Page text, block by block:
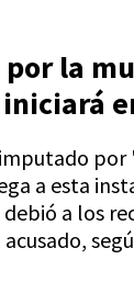
la
iniciará
a esta
debió a los